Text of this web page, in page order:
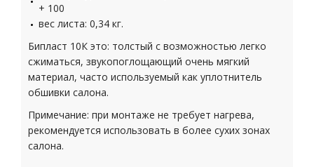
+ 100
вес листа: 0,34 кг.
Бипласт 10К это: толстый с возможностью легко
сжиматься, звукопоглощающий очень мягкий
материал, часто используемый как уплотнитель
обшивки салона.
Примечание: при монтаже не требует нагрева,
рекомендуется использовать в более сухих зонах
салона.